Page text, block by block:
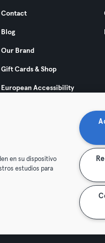
Contact
Blog
Our Brand
Gift Cards & Shop
European Accessibility
Terminate
en su dispositivo
estudios para